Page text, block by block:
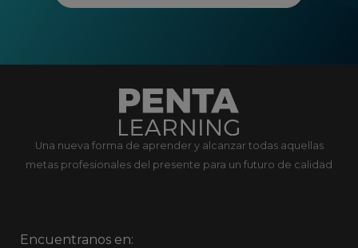
Una nueva forma de aprender y alcanzar todas aquellas
metas profesionales del presente para un futuro de calidad
Encuentranos en: